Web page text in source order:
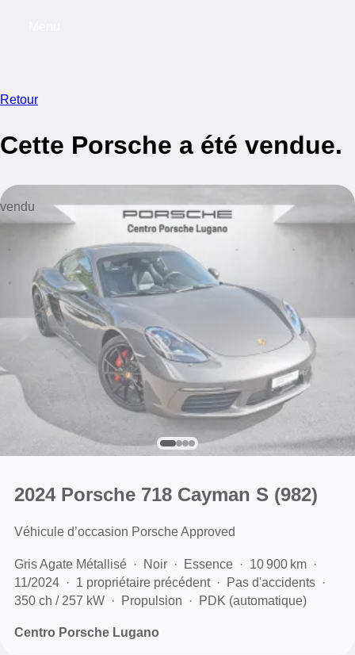
Retour
Cette Porsche a été vendue.
vendu
2024 Porsche 718 Cayman S (982)
Véhicule d’occasion Porsche Approved
Gris Agate Métallisé Noir Essence
10 900 km
11/2024
1 propriétaire précédent
Pas d'accidents
350 ch / 257 kW
Propulsion PDK (automatique)
Centro Porsche Lugano